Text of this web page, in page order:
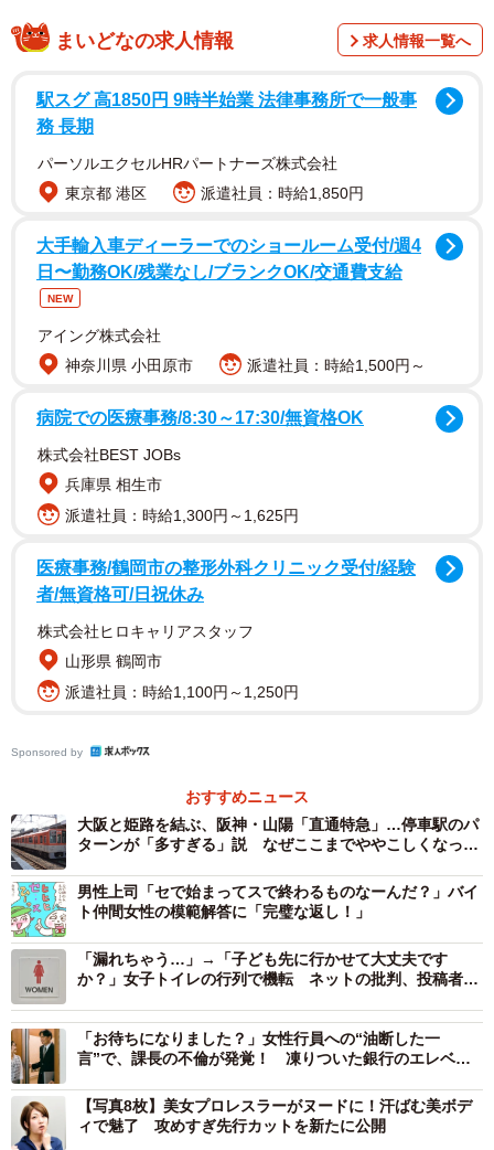
直通特急は山陽姫路～阪神大阪梅田間を走る特別料金不要
90～100分。車両は山陽車・阪神車ともに使われ、ロング
シート車だけでなく転換クロスシート車が多いのも同列車
の特徴です。
運行本数は日中時間帯は1時間あたり4本、ラッシュ時間帯
は1時間あたり5本。停車駅は運用や利用実態に応じて複数
パターンが存在します。山陽姫路～阪神大阪梅田間の運賃
は1320円です。
～大阪間を約60分で走破。運行本数は朝ラッシュ時は1時間
あたり5本程度、それ以外の時間帯は4本です。姫路～大阪
2/3
手前が山陽明石駅、奥がJR明石駅（Ken-Jiraud Jp/stock.adobe.com）
まいどなの求人情報 求人情報一覧へ
駅スグ 高1850円 9時半始業 法律事務所で一般事
務 長期
パーソルエクセルHRパートナーズ株式会社
東京都 港区
派遣社員：時給1,850円
大手輸入車ディーラーでのショールーム受付/週4
日〜勤務OK/残業なし/ブランクOK/交通費支給
NEW
アイング株式会社
神奈川県 小田原市
派遣社員：時給1,500円～
病院での医療事務/8:30～17:30/無資格OK
株式会社BEST JOBs
兵庫県 相生市
派遣社員：時給1,300円～1,625円
医療事務/鶴岡市の整形外科クリニック受付/経験
者/無資格可/日祝休み
株式会社ヒロキャリアスタッフ
山形県 鶴岡市
派遣社員：時給1,100円～1,250円
Sponsored by
おすすめニュース
大阪と姫路を結ぶ、阪神・山陽「直通特急」…停車駅のパ
ターンが「多すぎる」説 なぜここまでややこしくなった
男性上司「セで始まってスで終わるものなーんだ？」バイ
ト仲間女性の模範解答に「完璧な返し！」
「漏れちゃう…」→「子ども先に行かせて大丈夫です
か？」女子トイレの行列で機転 ネットの批判、投稿者は
「お待ちになりました？」女性行員への“油断した一
言”で、課長の不倫が発覚！ 凍りついた銀行のエレベー
【写真8枚】美女プロレスラーがヌードに！汗ばむ美ボデ
ィで魅了 攻めすぎ先行カットを新たに公開